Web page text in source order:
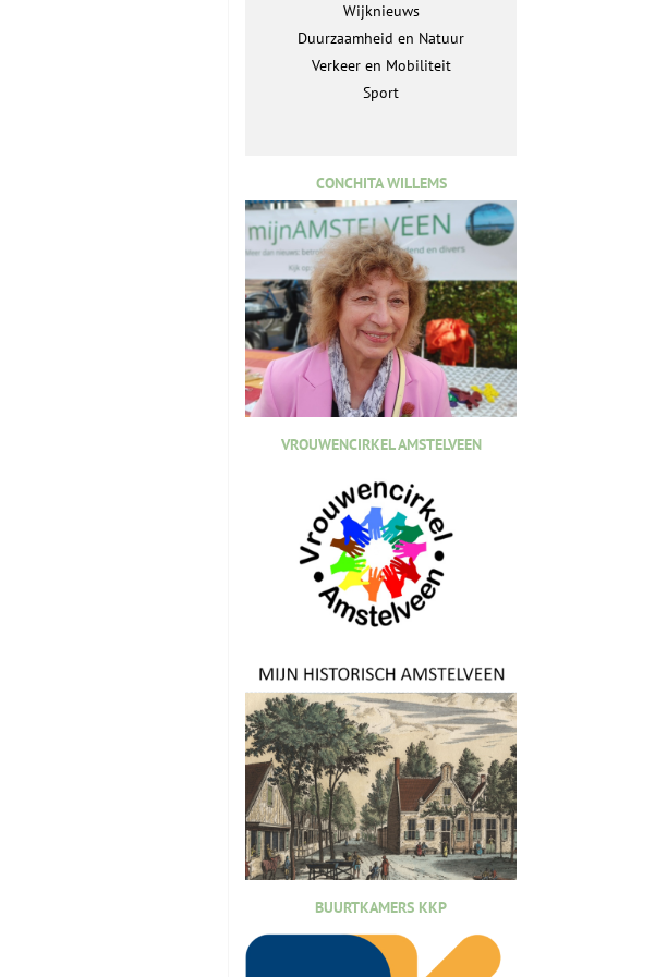
Wijknieuws
Duurzaamheid en Natuur
Verkeer en Mobiliteit
Sport
CONCHITA WILLEMS
VROUWENCIRKEL AMSTELVEEN
BUURTKAMERS KKP